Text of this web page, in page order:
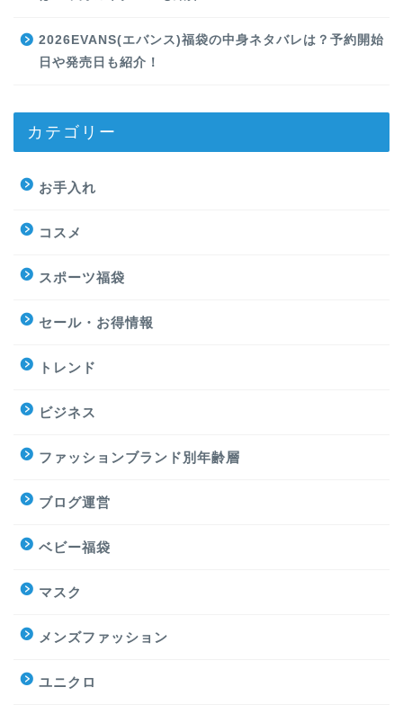
2026EVANS(エバンス)福袋の中身ネタバレは？予約開始
日や発売日も紹介！
カテゴリー
お手入れ
コスメ
スポーツ福袋
セール・お得情報
トレンド
ビジネス
ファッションブランド別年齢層
ブログ運営
ベビー福袋
マスク
メンズファッション
ユニクロ